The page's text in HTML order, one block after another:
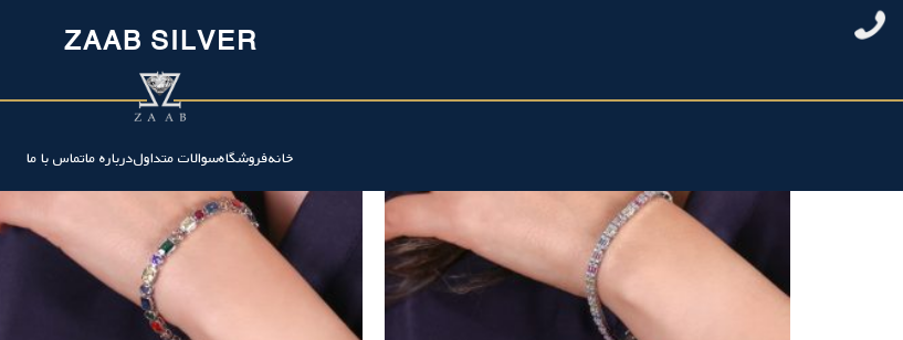
ZAAB SILVER
خانهفروشگاهسوالات متداولدرباره ماتماس با ما